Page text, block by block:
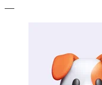
—